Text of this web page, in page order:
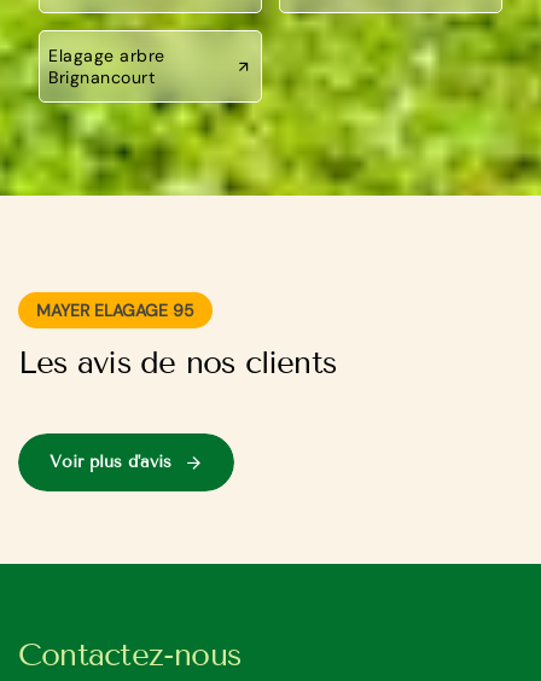
Elagage arbre
Brignancourt
MAYER ELAGAGE 95
Les avis de nos clients
Voir plus d'avis
Contactez-nous